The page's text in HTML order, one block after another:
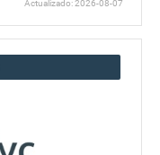
Actualizado: 2026-08-07